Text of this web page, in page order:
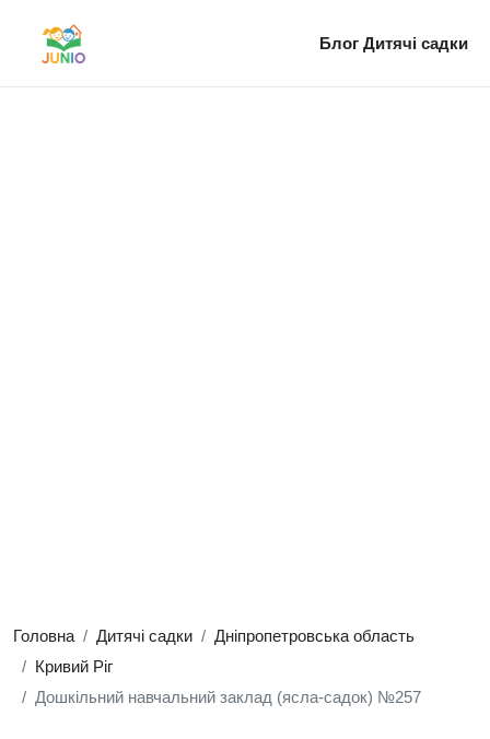
Блог Дитячі садки
Головна Дитячі садки
Дніпропетровська область
Кривий Ріг
Дошкільний навчальний заклад (ясла-садок) №257